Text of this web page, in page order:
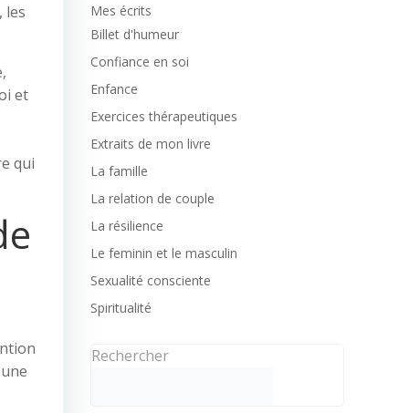
les
et
qui
Mes écrits
Billet d'humeur
Confiance en soi
Enfance
Exercices thérapeutiques
Extraits de mon livre
La famille
La relation de couple
La résilience
Le feminin et le masculin
Sexualité consciente
Spiritualité
Rechercher